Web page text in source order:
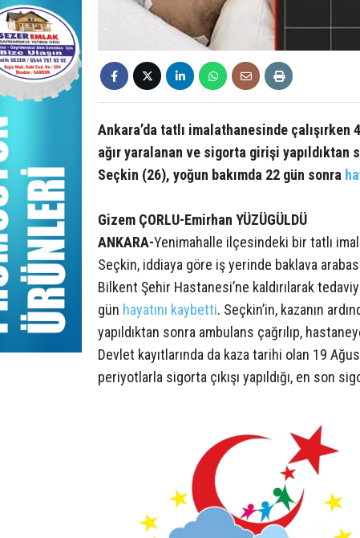
Ankara’da tatlı imalathanesinde
ağır yaralanan ve sigorta girişi yapıldıktan
Seçkin (26), yoğun bakımda 22 gün sonra
Gizem ÇORLU-Emirhan YÜZÜGÜLDÜ
ANKARA-Yenimahalle ilçesindeki bir tatlı
Seçkin, iddiaya göre iş yerinde baklava
Bilkent Şehir Hastanesi’ne kaldırılarak
gün hayatını kaybetti. Seçkin’in, kazanın
yapıldıktan sonra ambulans çağrılıp,
Devlet kayıtlarında da kaza tarihi olan 19
periyotlarla sigorta çıkışı yapıldığı, en son